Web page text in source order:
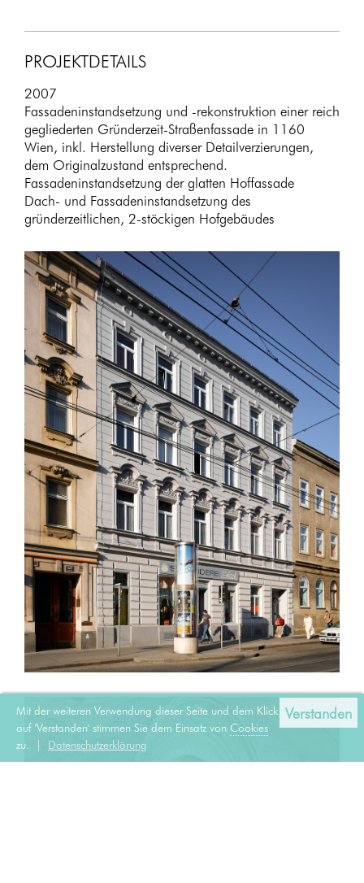
Mit der weiteren Verwendung dieser Seite und dem Klick
auf 'Verstanden' stimmen Sie dem Einsatz von Cookies
zu. | Datenschutzerklärung
Verstanden
PROJEKTDETAILS
2007
Fassadeninstandsetzung und -rekonstruktion einer reich
gegliederten Gründerzeit-Straßenfassade in 1160
Wien, inkl. Herstellung diverser Detailverzierungen,
dem Originalzustand entsprechend.
Fassadeninstandsetzung der glatten Hoffassade
Dach- und Fassadeninstandsetzung des
gründerzeitlichen, 2-stöckigen Hofgebäudes